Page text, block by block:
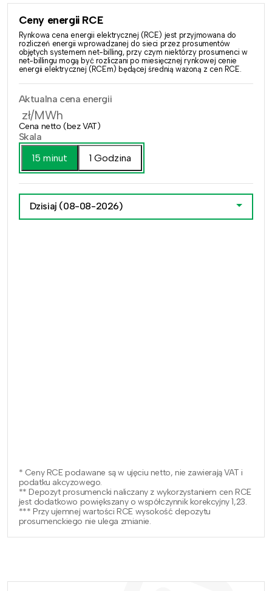
Ceny energii RCE
Rynkowa cena energii elektrycznej (RCE) jest przyjmowana do
rozliczeń energii wprowadzanej do sieci przez prosumentów
objętych systemem net-billing, przy czym niektórzy prosumenci w
net-billingu mogą być rozliczani po miesięcznej rynkowej cenie
energii elektrycznej (RCEm) będącej średnią ważoną z cen RCE.
Aktualna cena energii
zł/MWh
Cena netto (bez VAT)
Skala
15 minut
1 Godzina
Dzisiaj (08-08-2026)
* Ceny RCE podawane są w ujęciu netto, nie zawierają VAT i
podatku akcyzowego.
** Depozyt prosumencki naliczany z wykorzystaniem cen RCE
jest dodatkowo powiększany o współczynnik korekcyjny 1,23.
*** Przy ujemnej wartości RCE wysokość depozytu
prosumenckiego nie ulega zmianie.